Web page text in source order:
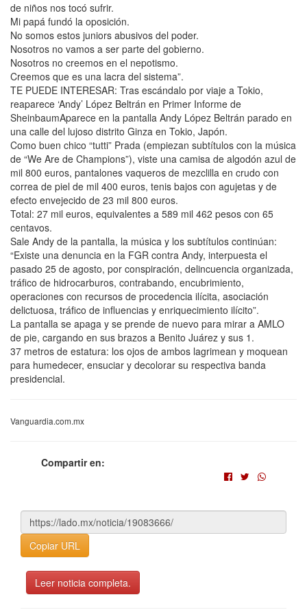
de niños nos tocó sufrir.
Mi papá fundó la oposición.
No somos estos juniors abusivos del poder.
Nosotros no vamos a ser parte del gobierno.
Nosotros no creemos en el nepotismo.
Creemos que es una lacra del sistema”.
TE PUEDE INTERESAR: Tras escándalo por viaje a Tokio,
reaparece ‘Andy’ López Beltrán en Primer Informe de
SheinbaumAparece en la pantalla Andy López Beltrán parado en
una calle del lujoso distrito Ginza en Tokio, Japón.
Como buen chico “tutti” Prada (empiezan subtítulos con la música
de “We Are de Champions”), viste una camisa de algodón azul de
mil 800 euros, pantalones vaqueros de mezclilla en crudo con
correa de piel de mil 400 euros, tenis bajos con agujetas y de
efecto envejecido de 23 mil 800 euros.
Total: 27 mil euros, equivalentes a 589 mil 462 pesos con 65
centavos.
Sale Andy de la pantalla, la música y los subtítulos continúan:
“Existe una denuncia en la FGR contra Andy, interpuesta el
pasado 25 de agosto, por conspiración, delincuencia organizada,
tráfico de hidrocarburos, contrabando, encubrimiento,
operaciones con recursos de procedencia ilícita, asociación
delictuosa, tráfico de influencias y enriquecimiento ilícito”.
La pantalla se apaga y se prende de nuevo para mirar a AMLO
de pie, cargando en sus brazos a Benito Juárez y sus 1.
37 metros de estatura: los ojos de ambos lagrimean y moquean
para humedecer, ensuciar y decolorar su respectiva banda
presidencial.
Vanguardia.com.mx
Compartir en:
Copiar URL
Leer noticia completa.